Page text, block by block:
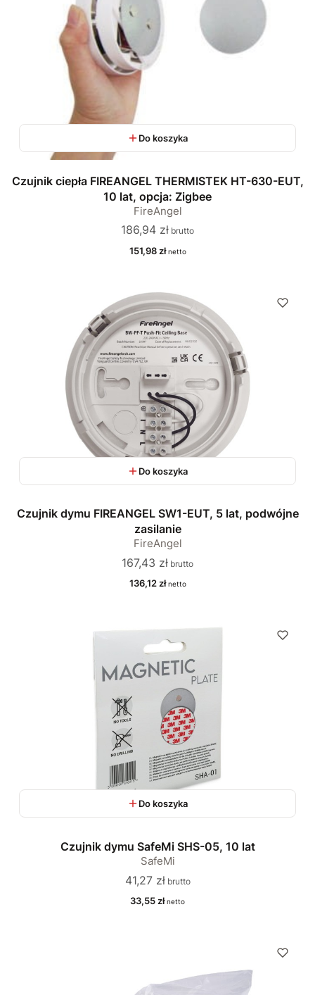
Do koszyka
Czujnik ciepła FIREANGEL THERMISTEK HT-630-EUT,
10 lat, opcja: Zigbee
FireAngel
Cena
186,94 zł
Cena
151,98 zł
Do koszyka
Czujnik dymu FIREANGEL SW1-EUT, 5 lat, podwójne
zasilanie
FireAngel
Cena
167,43 zł
Cena
136,12 zł
Do koszyka
Czujnik dymu SafeMi SHS-05, 10 lat
SafeMi
Cena
41,27 zł
Cena
33,55 zł